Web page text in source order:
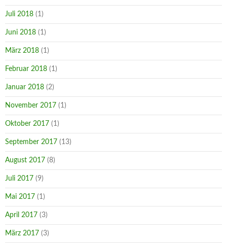
Juli 2018 (1)
Juni 2018 (1)
März 2018 (1)
Februar 2018 (1)
Januar 2018 (2)
November 2017 (1)
Oktober 2017 (1)
September 2017 (13)
August 2017 (8)
Juli 2017 (9)
Mai 2017 (1)
April 2017 (3)
März 2017 (3)